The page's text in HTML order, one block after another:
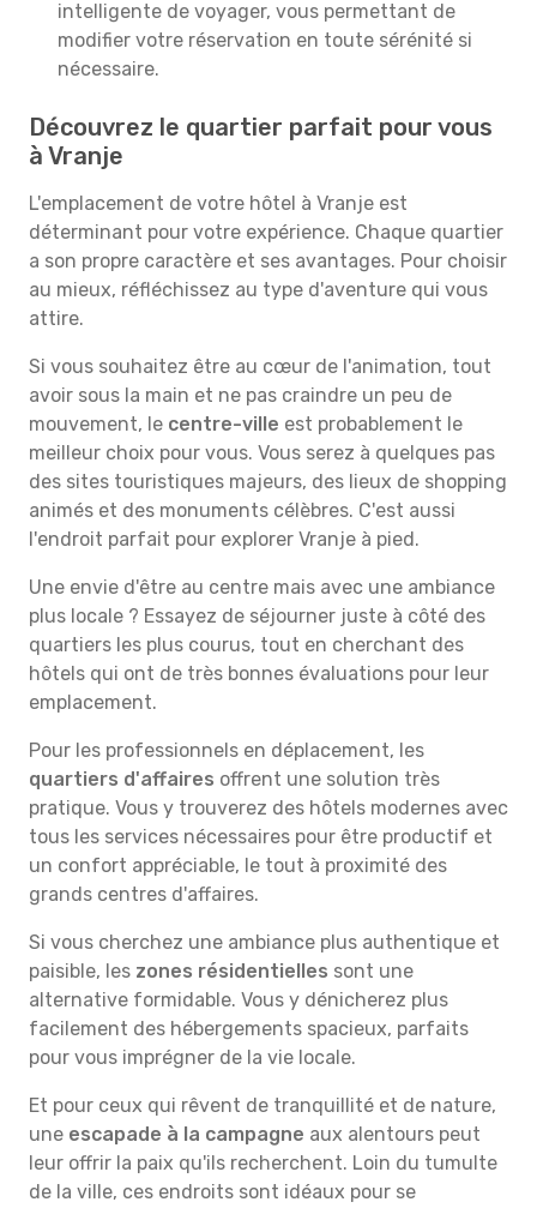
intelligente de voyager, vous permettant de
modifier votre réservation en toute sérénité si
nécessaire.
Découvrez le quartier parfait pour vous
à Vranje
L'emplacement de votre hôtel à Vranje est
déterminant pour votre expérience. Chaque quartier
a son propre caractère et ses avantages. Pour choisir
au mieux, réfléchissez au type d'aventure qui vous
attire.
Si vous souhaitez être au cœur de l'animation, tout
avoir sous la main et ne pas craindre un peu de
mouvement, le centre-ville est probablement le
meilleur choix pour vous. Vous serez à quelques pas
des sites touristiques majeurs, des lieux de shopping
animés et des monuments célèbres. C'est aussi
l'endroit parfait pour explorer Vranje à pied.
Une envie d'être au centre mais avec une ambiance
plus locale ? Essayez de séjourner juste à côté des
quartiers les plus courus, tout en cherchant des
hôtels qui ont de très bonnes évaluations pour leur
emplacement.
Pour les professionnels en déplacement, les
quartiers d'affaires offrent une solution très
pratique. Vous y trouverez des hôtels modernes avec
tous les services nécessaires pour être productif et
un confort appréciable, le tout à proximité des
grands centres d'affaires.
Si vous cherchez une ambiance plus authentique et
paisible, les zones résidentielles sont une
alternative formidable. Vous y dénicherez plus
facilement des hébergements spacieux, parfaits
pour vous imprégner de la vie locale.
Et pour ceux qui rêvent de tranquillité et de nature,
une escapade à la campagne aux alentours peut
leur offrir la paix qu'ils recherchent. Loin du tumulte
de la ville, ces endroits sont idéaux pour se